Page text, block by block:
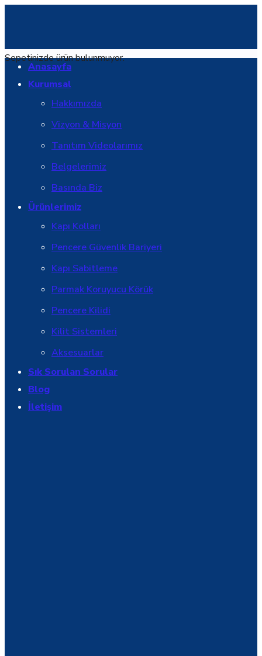
Sepetinizde ürün bulunmuyor.
Anasayfa
Kurumsal
Hakkımızda
Vizyon & Misyon
Tanıtım Videolarımız
Belgelerimiz
Basında Biz
Ürünlerimiz
Kapı Kolları
Pencere Güvenlik Bariyeri
Kapı Sabitleme
Parmak Koruyucu Körük
Pencere Kilidi
Kilit Sistemleri
Aksesuarlar
Sık Sorulan Sorular
Blog
İletişim